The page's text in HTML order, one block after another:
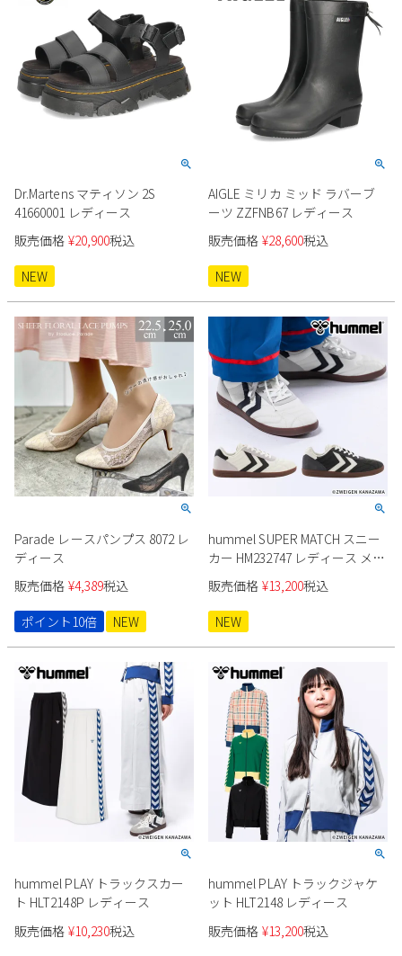
Dr.Martens マティソン 2S
41660001 レディース
販売価格 ¥20,900税込
NEW
AIGLE ミリカ ミッド ラバーブ
ーツ ZZFNB67 レディース
販売価格 ¥28,600税込
NEW
Parade レースパンプス 8072 レ
ディース
販売価格 ¥4,389税込
ポイント10倍
NEW
hummel SUPER MATCH スニー
カー HM232747 レディース メン
ズ ユニセックス
販売価格 ¥13,200税込
NEW
hummel PLAY トラックスカー
ト HLT2148P レディース
販売価格 ¥10,230税込
hummel PLAY トラックジャケ
ット HLT2148 レディース
販売価格 ¥13,200税込